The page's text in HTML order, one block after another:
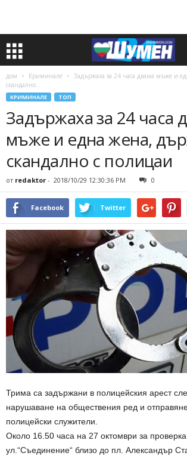
дом Криминале
Задържаха за 24 часа двама мъже и
скандално...
КРИМИНАЛЕ ТОП
Задържаха за 24 часа
мъже и една жена,
скандално с полицаи
от redaktor - 2018/10/29 12:30:36 PM 0
Facebook Twitter
Трима са задържани в полицейския арест
нарушаване на обществения ред и
полицейски служители.
Около 16.50 часа на 27 октомври за
ул.“Съединение“ близо до пл. Александър